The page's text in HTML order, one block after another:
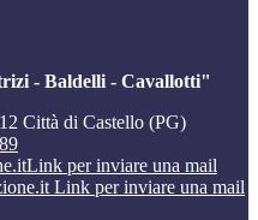
- Baldelli - Cavallotti"
Città di Castello (PG)
Link per inviare una mail
Link per inviare una mail